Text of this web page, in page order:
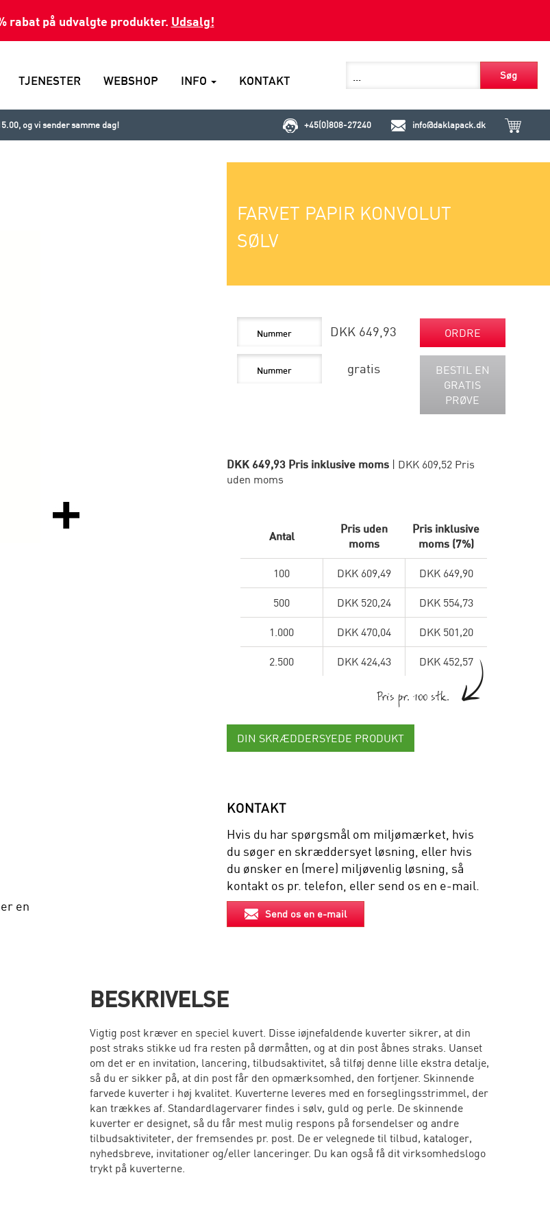
rabat på udvalgte produkter. Udsalg!
TJENESTER WEBSHOP INFO KONTAKT Søg
og vi sender samme dag! +45(0)808-27240 info@daklapack.dk
FARVET PAPIR KONVOLUT
SØLV
DKK 649,93 ORDRE
gratis
BESTIL EN
GRATIS
PRØVE
DKK 649,93 Pris inklusive moms | DKK 609,52 Pris
uden moms
Antal
Pris uden
moms
Pris inklusive
moms (7%)
100 DKK 609,49 DKK 649,90
500 DKK 520,24 DKK 554,73
1.000 DKK 470,04 DKK 501,20
2.500 DKK 424,43 DKK 452,57
Pris pr. 100 stk.
DIN SKRÆDDERSYEDE PRODUKT
en
KONTAKT
Hvis du har spørgsmål om miljømærket, hvis
du søger en skræddersyet løsning, eller hvis
du ønsker en (mere) miljøvenlig løsning, så
kontakt os pr. telefon, eller send os en e-mail.
Send os en e-mail
BESKRIVELSE
Vigtig post kræver en speciel kuvert. Disse iøjnefaldende kuverter sikrer, at din
post straks stikke ud fra resten på dørmåtten, og at din post åbnes straks. Uanset
om det er en invitation, lancering, tilbudsaktivitet, så tilføj denne lille ekstra detalje,
så du er sikker på, at din post får den opmærksomhed, den fortjener. Skinnende
farvede kuverter i høj kvalitet. Kuverterne leveres med en forseglingsstrimmel, der
kan trækkes af. Standardlagervarer findes i sølv, guld og perle. De skinnende
kuverter er designet, så du får mest mulig respons på forsendelser og andre
tilbudsaktiviteter, der fremsendes pr. post. De er velegnede til tilbud, kataloger,
nyhedsbreve, invitationer og/eller lanceringer. Du kan også få dit virksomhedslogo
trykt på kuverterne.